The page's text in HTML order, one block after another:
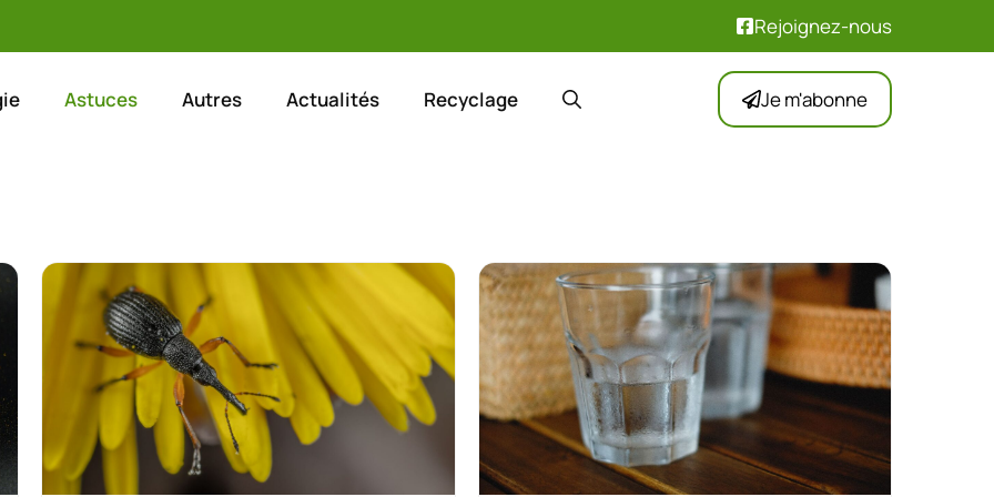
Rejoignez-nous
Astuces Autres Actualités Recyclage Je m'abonne